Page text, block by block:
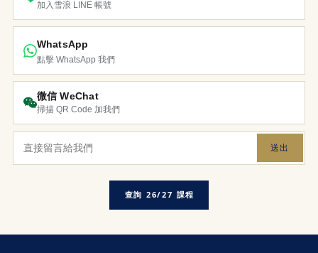
加入雪浪 LINE 帳號
WhatsApp
點擊 WhatsApp 我們
微信 WeChat
掃描 QR Code 加我們
送出
查詢 26/27 課程